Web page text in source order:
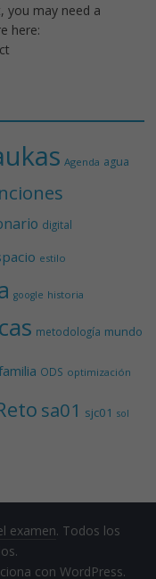
you may need a
here:
Agenda agua
digital
estilo
google historia
metodología mundo
ODS optimización
sa01 sjc01 sol
examen. Todos los
conWordPress.